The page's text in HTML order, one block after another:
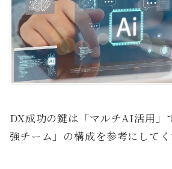
DX成功の鍵は「マルチAI活用」
強チーム」の構成を参考にしてく